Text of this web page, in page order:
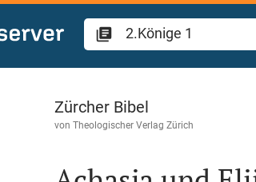
2.Könige 1
Zürcher Bibel
von Theologischer Verlag Zürich